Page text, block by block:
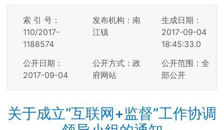
索 引 号：
110/2017-
1188574
发布机构：南
江镇
生成日期：
2017-09-04
18:45:33.0
公开日期：
2017-09-04
公开方式：政
府网站
公开范围：全
部公开
关于成立“互联网+监督”工作协调